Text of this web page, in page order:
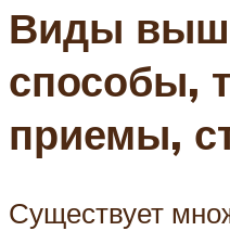
Виды
способы,
приемы,
Существует